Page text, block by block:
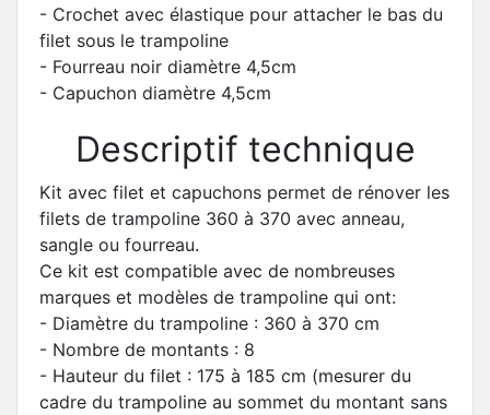
- Crochet avec élastique pour attacher le bas du
filet sous le trampoline
- Fourreau noir diamètre 4,5cm
- Capuchon diamètre 4,5cm
Descriptif technique
Kit avec filet et capuchons permet de rénover les
filets de trampoline 360 à 370 avec anneau,
sangle ou fourreau.
Ce kit est compatible avec de nombreuses
marques et modèles de trampoline qui ont:
- Diamètre du trampoline : 360 à 370 cm
- Nombre de montants : 8
- Hauteur du filet : 175 à 185 cm (mesurer du
cadre du trampoline au sommet du montant sans